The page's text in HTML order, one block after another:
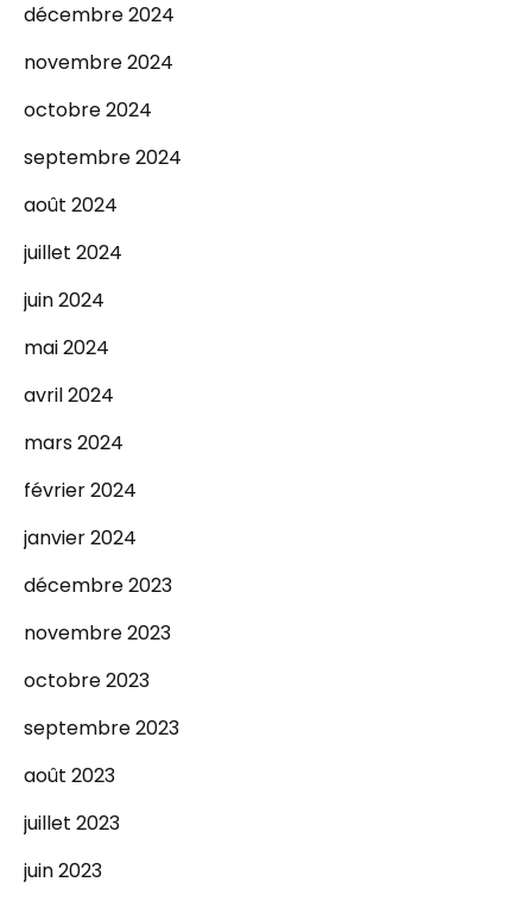
décembre 2024
novembre 2024
octobre 2024
septembre 2024
août 2024
juillet 2024
juin 2024
mai 2024
avril 2024
mars 2024
février 2024
janvier 2024
décembre 2023
novembre 2023
octobre 2023
septembre 2023
août 2023
juillet 2023
juin 2023